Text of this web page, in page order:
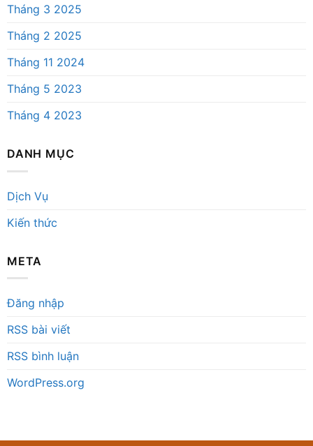
Tháng 3 2025
Tháng 2 2025
Tháng 11 2024
Tháng 5 2023
Tháng 4 2023
DANH MỤC
Dịch Vụ
Kiến thức
META
Đăng nhập
RSS bài viết
RSS bình luận
WordPress.org